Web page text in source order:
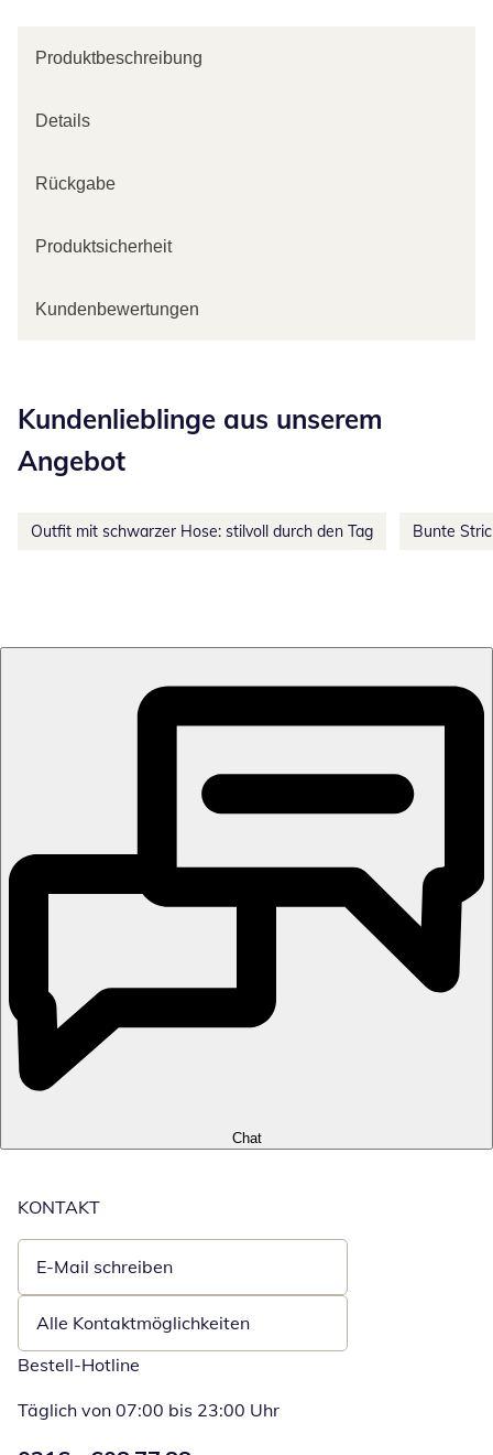
Produktbeschreibung
Details
Rückgabe
Produktsicherheit
Kundenbewertungen
Kundenlieblinge aus unserem
Angebot
Outfit mit schwarzer Hose: stilvoll durch den Tag Bunte
Chat
KONTAKT
E-Mail schreiben
Öffnet E-Mail-Client
Alle Kontaktmöglichkeiten
Bestell-Hotline
Täglich von 07:00 bis 23:00 Uhr